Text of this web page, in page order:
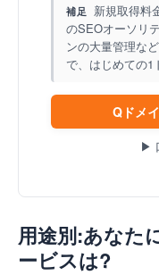
補足
新規取得料
のSEOオーソリ
ンの大量管理な
で、はじめての1
Qドメ
▶
用途別:あなた
ービスは?